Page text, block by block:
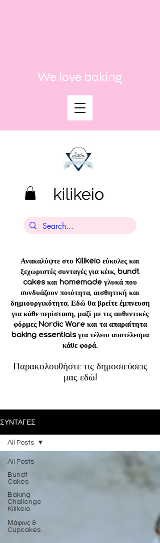
We love baking
Ανακαλύψτε στο Kilikeio εύκολες και
ξεχωριστές συνταγές για κέικ, bundt
cakes και homemade γλυκά που
συνδυάζουν ποιότητα, αισθητική και
δημιουργικότητα. Εδώ θα βρείτε έμπνευση
για κάθε περίσταση, μαζί με τις αυθεντικές
φόρμες Nordic Ware και τα απαραίτητα
baking essentials για τέλειο αποτέλεσμα
κάθε φορά.
Παρακολουθήστε τις δημοσιεύσεις
μας εδώ!
ΣΥΝΤΑΓΕΣ
All Posts
Bundt
Cakes
Baking
Challenge
Kilikeio
Μάφινς &
Cupcakes
All Posts